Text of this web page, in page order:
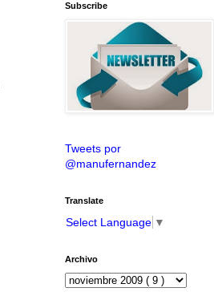
Subscribe
Tweets por
@manufernandez
Translate
Select Language ▼
Archivo